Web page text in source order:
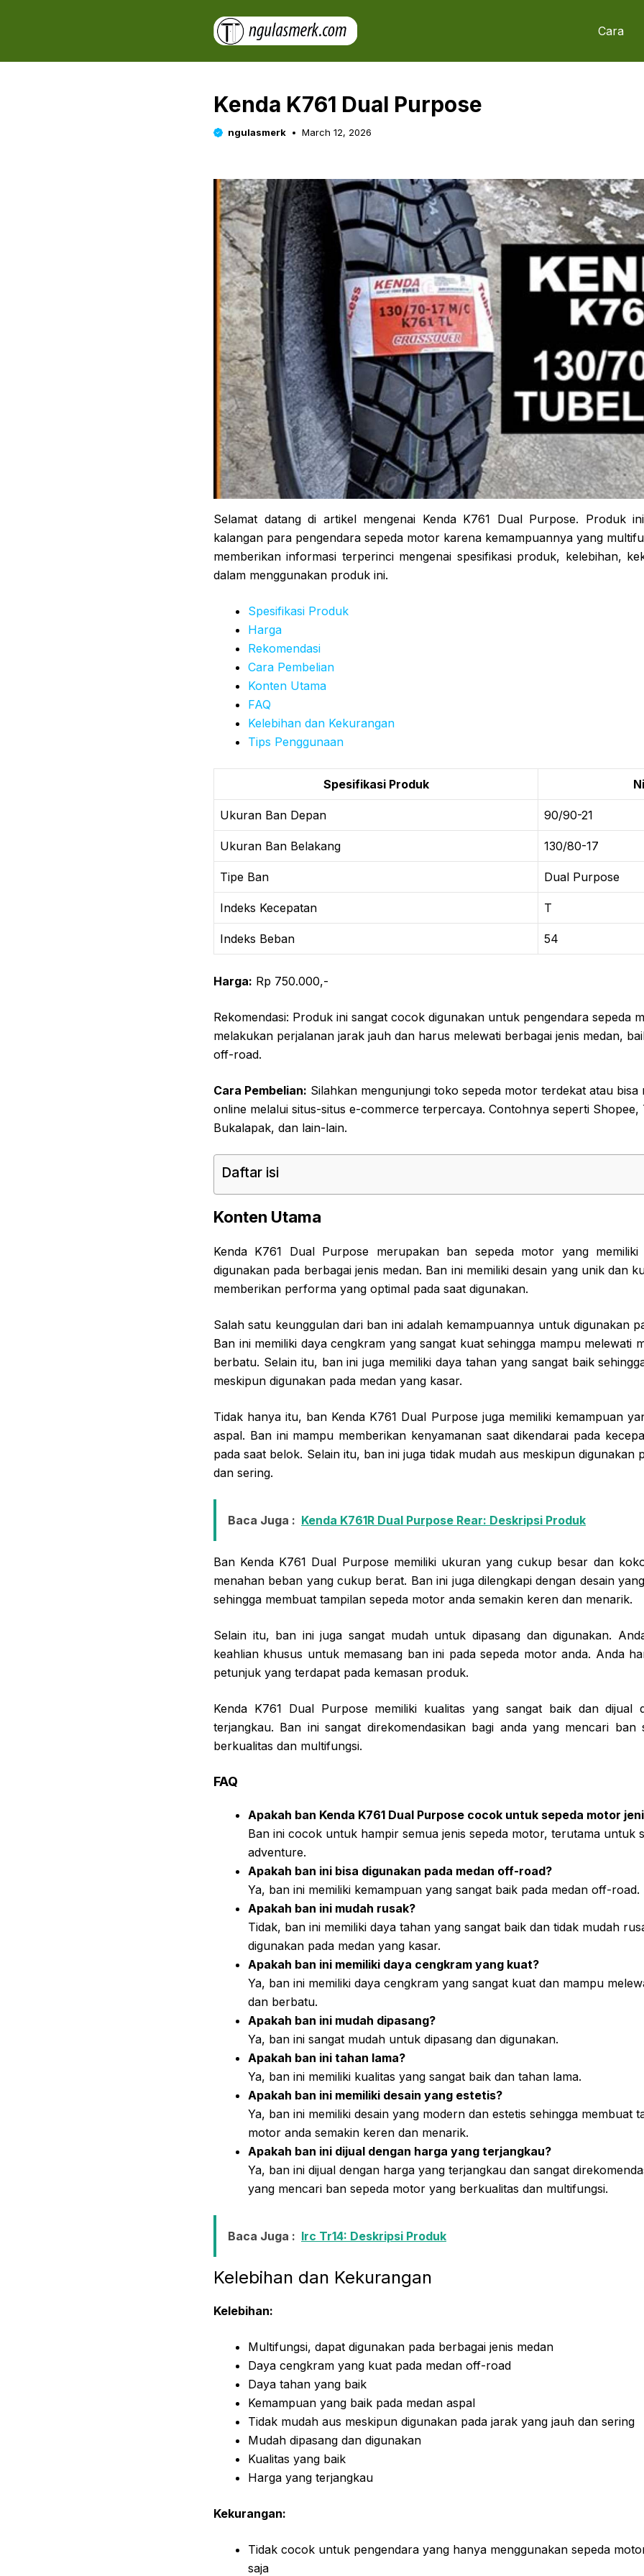
Cara
Kenda K761 Dual Purpose
ngulasmerk March 12, 2026
Selamat datang di artikel mengenai Kenda K761 Dual Purpose. Produk
kalangan para pengendara sepeda motor karena kemampuannya yang
memberikan informasi terperinci mengenai spesifikasi produk, kelebihan,
dalam menggunakan produk ini.
Spesifikasi Produk
Harga
Rekomendasi
Cara Pembelian
Konten Utama
FAQ
Kelebihan dan Kekurangan
Tips Penggunaan
Spesifikasi Produk
Ukuran Ban Depan 90/90-21
Ukuran Ban Belakang 130/80-17
Tipe Ban Dual Purpose
Indeks Kecepatan T
Indeks Beban 54
Harga: Rp 750.000,-
Rekomendasi: Produk ini sangat cocok digunakan untuk pengendara sepeda
melakukan perjalanan jarak jauh dan harus melewati berbagai jenis medan,
off-road.
Cara Pembelian: Silahkan mengunjungi toko sepeda motor terdekat atau bisa
online melalui situs-situs e-commerce terpercaya. Contohnya seperti Shopee,
Bukalapak, dan lain-lain.
Daftar isi
Konten Utama
Kenda K761 Dual Purpose merupakan ban sepeda motor yang memiliki
digunakan pada berbagai jenis medan. Ban ini memiliki desain yang unik dan
memberikan performa yang optimal pada saat digunakan.
Salah satu keunggulan dari ban ini adalah kemampuannya untuk digunakan
Ban ini memiliki daya cengkram yang sangat kuat sehingga mampu melewati
berbatu. Selain itu, ban ini juga memiliki daya tahan yang sangat baik
meskipun digunakan pada medan yang kasar.
Tidak hanya itu, ban Kenda K761 Dual Purpose juga memiliki kemampuan
aspal. Ban ini mampu memberikan kenyamanan saat dikendarai pada
pada saat belok. Selain itu, ban ini juga tidak mudah aus meskipun digunakan
dan sering.
Baca Juga : Kenda K761R Dual Purpose Rear: Deskripsi Produk
Ban Kenda K761 Dual Purpose memiliki ukuran yang cukup besar dan
menahan beban yang cukup berat. Ban ini juga dilengkapi dengan desain
sehingga membuat tampilan sepeda motor anda semakin keren dan menarik.
Selain itu, ban ini juga sangat mudah untuk dipasang dan digunakan.
keahlian khusus untuk memasang ban ini pada sepeda motor anda. Anda
petunjuk yang terdapat pada kemasan produk.
Kenda K761 Dual Purpose memiliki kualitas yang sangat baik dan dijual
terjangkau. Ban ini sangat direkomendasikan bagi anda yang mencari ban
berkualitas dan multifungsi.
FAQ
Apakah ban Kenda K761 Dual Purpose cocok untuk sepeda motor
Ban ini cocok untuk hampir semua jenis sepeda motor, terutama untuk
adventure.
Apakah ban ini bisa digunakan pada medan off-road?
Ya, ban ini memiliki kemampuan yang sangat baik pada medan off-road.
Apakah ban ini mudah rusak?
Tidak, ban ini memiliki daya tahan yang sangat baik dan tidak mudah
digunakan pada medan yang kasar.
Apakah ban ini memiliki daya cengkram yang kuat?
Ya, ban ini memiliki daya cengkram yang sangat kuat dan mampu
dan berbatu.
Apakah ban ini mudah dipasang?
Ya, ban ini sangat mudah untuk dipasang dan digunakan.
Apakah ban ini tahan lama?
Ya, ban ini memiliki kualitas yang sangat baik dan tahan lama.
Apakah ban ini memiliki desain yang estetis?
Ya, ban ini memiliki desain yang modern dan estetis sehingga membuat
motor anda semakin keren dan menarik.
Apakah ban ini dijual dengan harga yang terjangkau?
Ya, ban ini dijual dengan harga yang terjangkau dan sangat
yang mencari ban sepeda motor yang berkualitas dan multifungsi.
Baca Juga : Irc Tr14: Deskripsi Produk
Kelebihan dan Kekurangan
Kelebihan:
Multifungsi, dapat digunakan pada berbagai jenis medan
Daya cengkram yang kuat pada medan off-road
Daya tahan yang baik
Kemampuan yang baik pada medan aspal
Tidak mudah aus meskipun digunakan pada jarak yang jauh dan sering
Mudah dipasang dan digunakan
Kualitas yang baik
Harga yang terjangkau
Kekurangan:
Tidak cocok untuk pengendara yang hanya menggunakan sepeda
saja